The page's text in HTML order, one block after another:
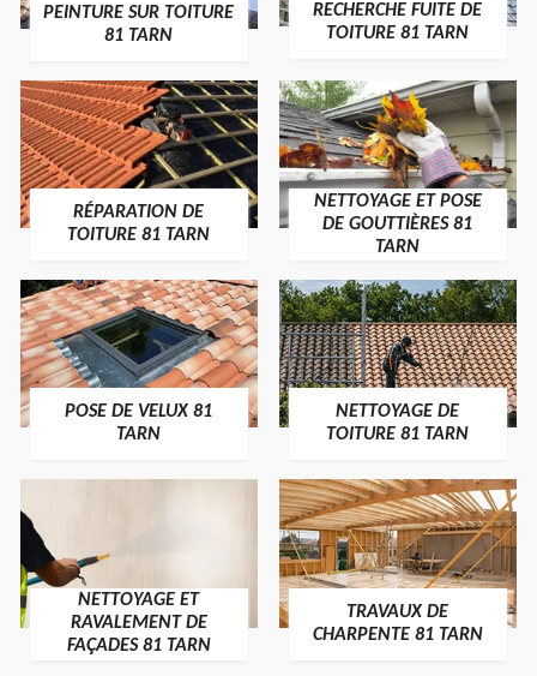
PEINTURE SUR TOITURE
81 TARN
RECHERCHE FUITE DE
TOITURE 81 TARN
RÉPARATION DE
TOITURE 81 TARN
NETTOYAGE ET POSE
DE GOUTTIÈRES 81
TARN
POSE DE VELUX 81
TARN
NETTOYAGE DE
TOITURE 81 TARN
NETTOYAGE ET
RAVALEMENT DE
FAÇADES 81 TARN
TRAVAUX DE
CHARPENTE 81 TARN